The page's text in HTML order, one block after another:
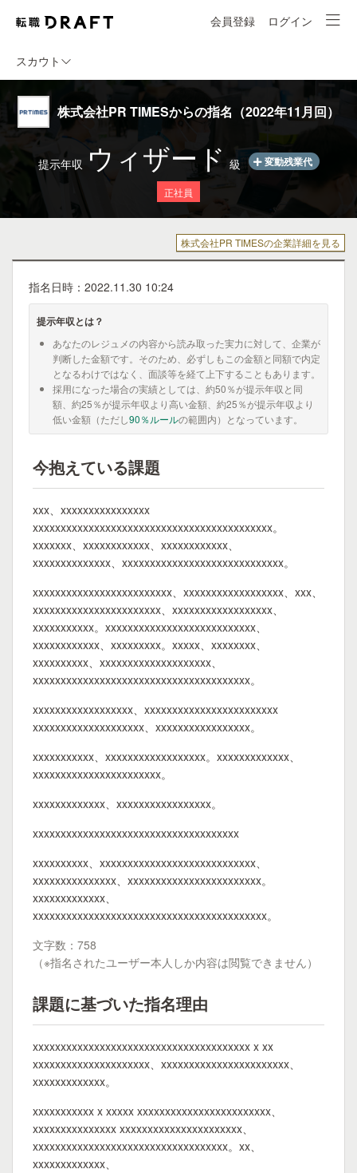
会員登録 ログイン
スカウト
株式会社PR TIMESからの指名（2022年11月回）
提示年収 ウィザード 級 変動残業代
正社員
株式会社PR TIMESの企業詳細を見る
指名日時：2022.11.30 10:24
提示年収とは？
あなたのレジュメの内容から読み取った実力に対して、企業が
判断した金額です。そのため、必ずしもこの金額と同額で内定
となるわけではなく、面談等を経て上下することもあります。
採用になった場合の実績としては、約50％が提示年収と同
額、約25％が提示年収より高い金額、約25％が提示年収より
低い金額（ただし90％ルールの範囲内）となっています。
今抱えている課題
xxx、xxxxxxxxxxxxxxxx
xxxxxxxxxxxxxxxxxxxxxxxxxxxxxxxxxxxxxxxxxxx。
xxxxxxx、xxxxxxxxxxxx、xxxxxxxxxxxx、
xxxxxxxxxxxxxx、xxxxxxxxxxxxxxxxxxxxxxxxxxxxx。
xxxxxxxxxxxxxxxxxxxxxxxxx、xxxxxxxxxxxxxxxxxx、xxx、
xxxxxxxxxxxxxxxxxxxxxxx、xxxxxxxxxxxxxxxxxx、
xxxxxxxxxxx。xxxxxxxxxxxxxxxxxxxxxxxxxxx、
xxxxxxxxxxxx、xxxxxxxxx。xxxxx、xxxxxxxx、
xxxxxxxxxx、xxxxxxxxxxxxxxxxxxxx、
xxxxxxxxxxxxxxxxxxxxxxxxxxxxxxxxxxxxxxx。
xxxxxxxxxxxxxxxxxx、xxxxxxxxxxxxxxxxxxxxxxxx
xxxxxxxxxxxxxxxxxxxx、xxxxxxxxxxxxxxxxx。
xxxxxxxxxxx、xxxxxxxxxxxxxxxxxx。xxxxxxxxxxxxx、
xxxxxxxxxxxxxxxxxxxxxxx。
xxxxxxxxxxxxx、xxxxxxxxxxxxxxxxx。
xxxxxxxxxxxxxxxxxxxxxxxxxxxxxxxxxxxxx
xxxxxxxxxx、xxxxxxxxxxxxxxxxxxxxxxxxxxxx、
xxxxxxxxxxxxxxx、xxxxxxxxxxxxxxxxxxxxxxxx。
xxxxxxxxxxxxx、
xxxxxxxxxxxxxxxxxxxxxxxxxxxxxxxxxxxxxxxxxx。
文字数：758
（※指名されたユーザー本人しか内容は閲覧できません）
課題に基づいた指名理由
xxxxxxxxxxxxxxxxxxxxxxxxxxxxxxxxxxxxxxx x xx
xxxxxxxxxxxxxxxxxxxxx、xxxxxxxxxxxxxxxxxxxxxxx、
xxxxxxxxxxxxx。
xxxxxxxxxxx x xxxxx xxxxxxxxxxxxxxxxxxxxxxxx、
xxxxxxxxxxxxxxx xxxxxxxxxxxxxxxxxxxxxx、
xxxxxxxxxxxxxxxxxxxxxxxxxxxxxxxxxxx。xx、
xxxxxxxxxxxxx、